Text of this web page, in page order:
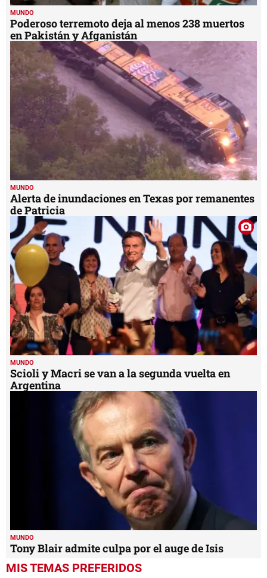
MUNDO
Poderoso terremoto deja al menos 238 muertos
en Pakistán y Afganistán
MUNDO
Alerta de inundaciones en Texas por remanentes
de Patricia
MUNDO
Scioli y Macri se van a la segunda vuelta en
Argentina
MUNDO
Tony Blair admite culpa por el auge de Isis
MIS TEMAS PREFERIDOS